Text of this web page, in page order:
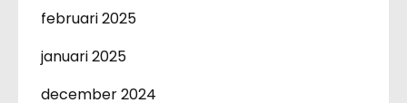
februari 2025
januari 2025
december 2024